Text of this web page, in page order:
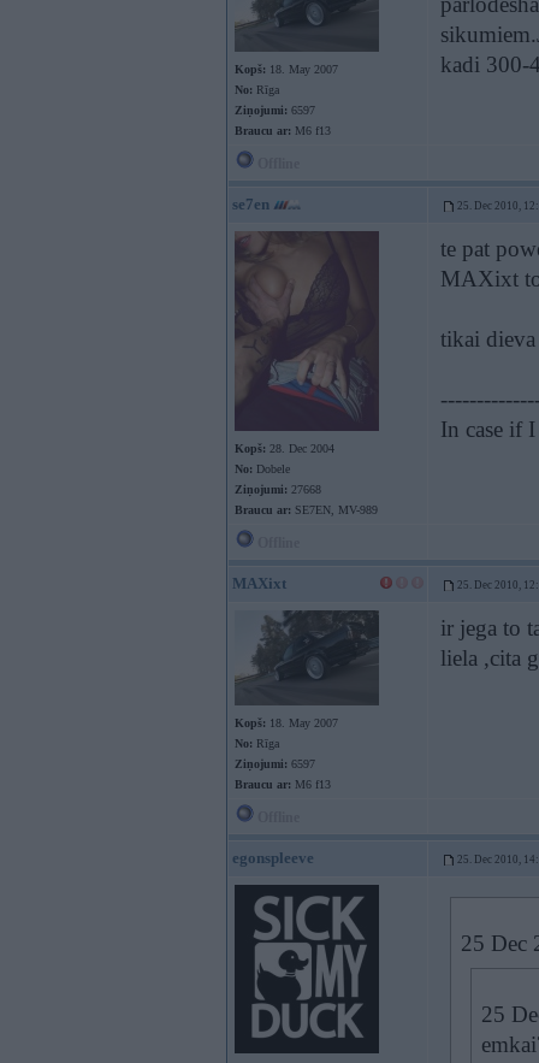
Kopš: 18. May 2007
No: Rīga
Ziņojumi: 6597
Braucu ar: M6 f13
kadi 300-
se7en 25. Dec 2010,
Kopš: 28. Dec 2004
No: Dobele
Ziņojumi: 27668
Braucu ar: SE7EN, MV-989
te pat
MAXixt
tikai dieva
In case if
MAXixt 25. Dec 2010,
Kopš: 18. May 2007
No: Rīga
Ziņojumi: 6597
Braucu ar: M6 f13
ir jega to
liela ,cita
egonspleeve 25. Dec 2010,
25 Dec
25